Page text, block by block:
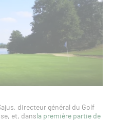
directeur général du Golf
et, dans la première partie de